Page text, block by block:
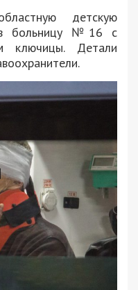
детскую
больницу №16 с
ключицы. Детали